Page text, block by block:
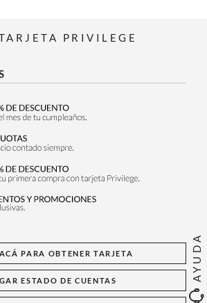
AYUDA
PRIVILEGE
PARA OBTENER TARJETA
ESTADO DE CUENTAS